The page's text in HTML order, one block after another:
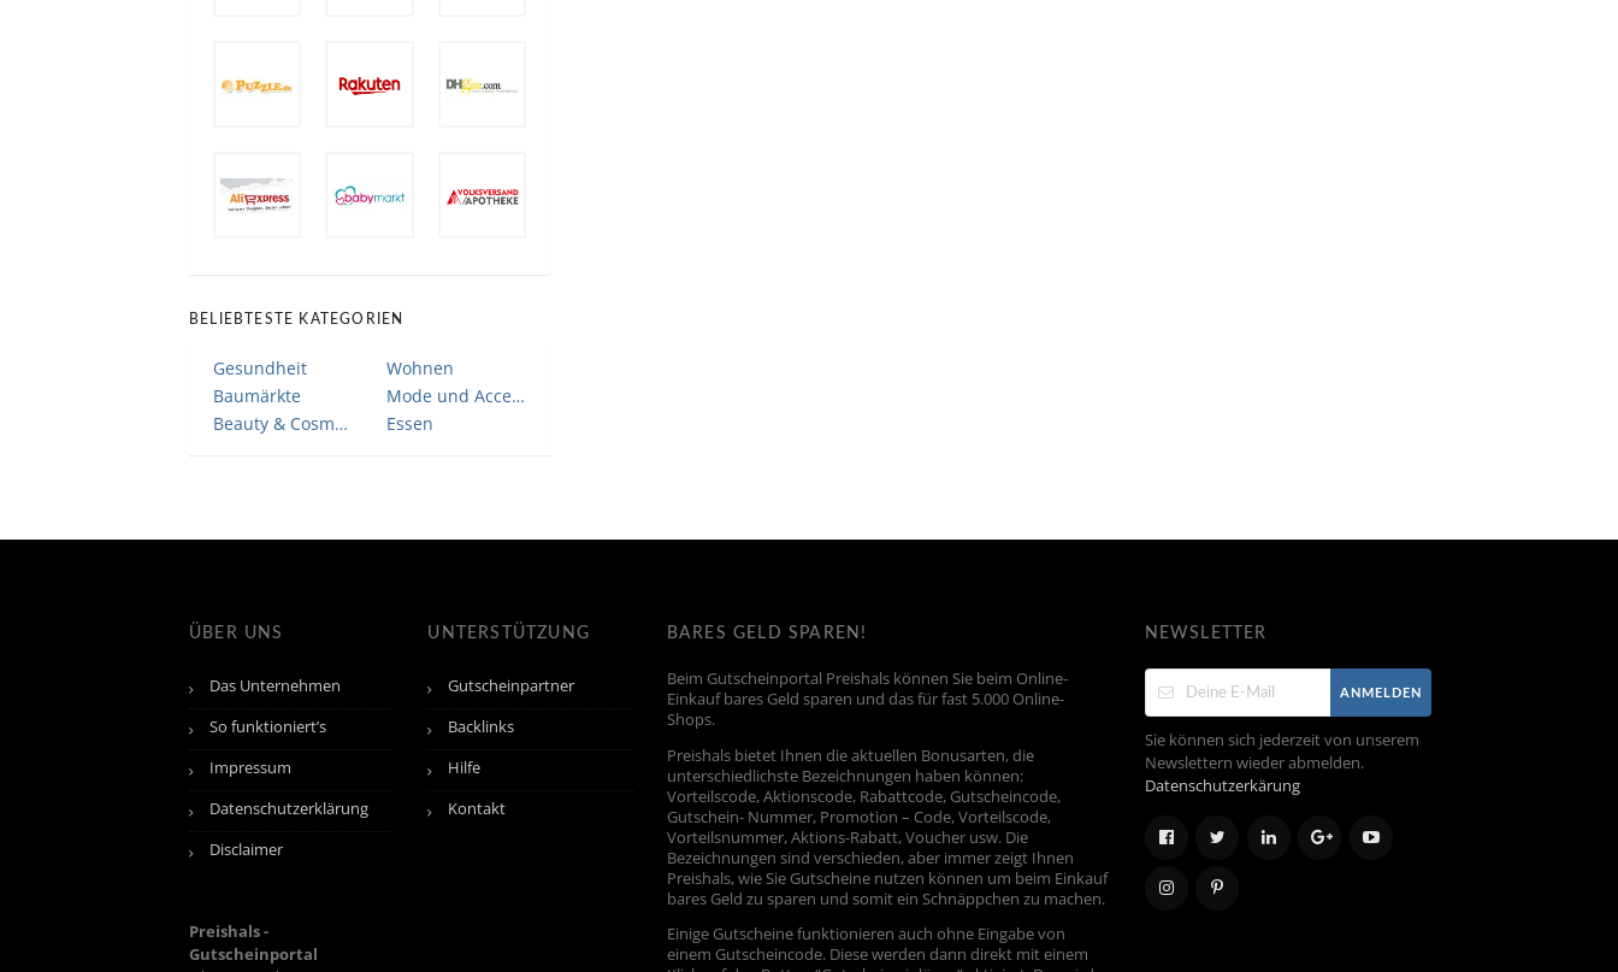
BELIEBTESTE KATEGORIEN
Gesundheit
Wohnen
Baumärkte
Mode und Accessoires
Beauty & Cosmetic
Essen
ÜBER UNS
Das Unternehmen
So funktioniert’s
Impressum
Datenschutzerklärung
Disclaimer
Preishals -
Gutscheinportal
UNTERSTÜTZUNG
Gutscheinpartner
Backlinks
Hilfe
Kontakt
BARES GELD SPAREN!
Beim Gutscheinportal Preishals können Sie beim Online-
Einkauf bares Geld sparen und das für fast 5.000 Online-
Shops.
Preishals bietet Ihnen die aktuellen Bonusarten, die
unterschiedlichste Bezeichnungen haben können:
Vorteilscode, Aktionscode, Rabattcode, Gutscheincode,
Gutschein- Nummer, Promotion – Code, Vorteilscode,
Vorteilsnummer, Aktions-Rabatt, Voucher usw. Die
Bezeichnungen sind verschieden, aber immer zeigt Ihnen
Preishals, wie Sie Gutscheine nutzen können um beim Einkauf
bares Geld zu sparen und somit ein Schnäppchen zu machen.
Einige Gutscheine funktionieren auch ohne Eingabe von
einem Gutscheincode. Diese werden dann direkt mit einem
NEWSLETTER
ANMELDEN
Sie können sich jederzeit von unserem
Newslettern wieder abmelden.
Datenschutzerkärung